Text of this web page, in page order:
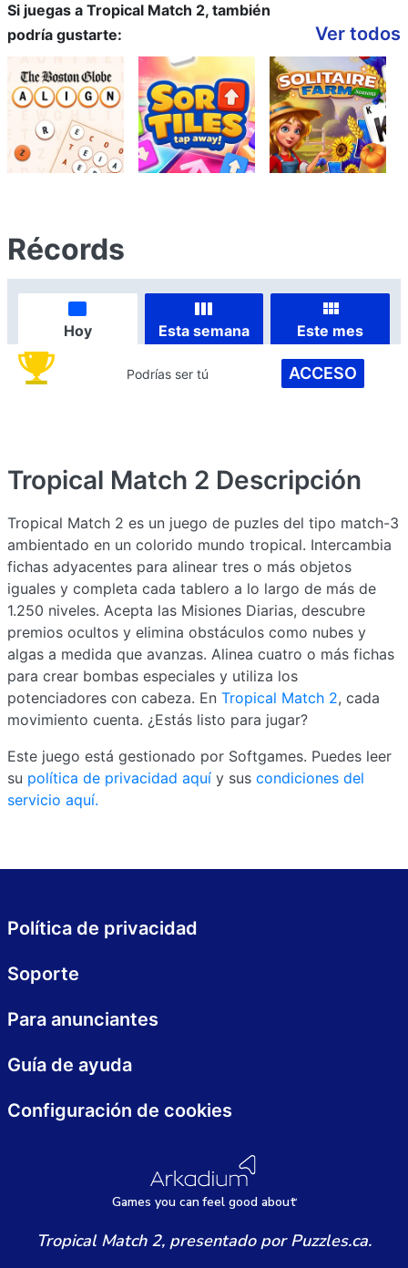
Si juegas a Tropical Match 2, también
podría gustarte:
Ver todos
Récords
Hoy Esta semana Este mes
Podrías ser tú ACCESO
Tropical Match 2 Descripción
Tropical Match 2 es un juego de puzles del tipo match-3
ambientado en un colorido mundo tropical. Intercambia
fichas adyacentes para alinear tres o más objetos
iguales y completa cada tablero a lo largo de más de
1.250 niveles. Acepta las Misiones Diarias, descubre
premios ocultos y elimina obstáculos como nubes y
algas a medida que avanzas. Alinea cuatro o más fichas
para crear bombas especiales y utiliza los
potenciadores con cabeza. En Tropical Match 2, cada
movimiento cuenta. ¿Estás listo para jugar?
Este juego está gestionado por Softgames. Puedes leer
su política de privacidad aquí y sus condiciones del
servicio aquí.
Games you canfeel good about
Política de privacidad
Soporte
Para anunciantes
Guía de ayuda
Configuración de cookies
Tropical Match 2, presentado por Puzzles.ca.